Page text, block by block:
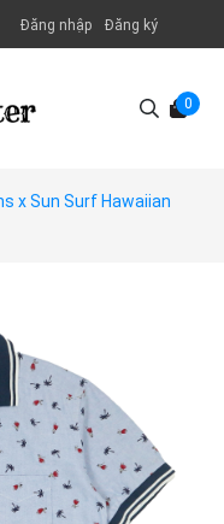
Đăng nhập Đăng ký
0
x Sun Surf Hawaiian